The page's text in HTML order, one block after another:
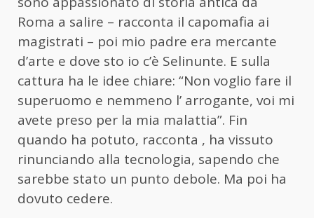
Roma a salire – racconta il capomafia ai
magistrati – poi mio padre era mercante
d’arte e dove sto io c’è Selinunte. E sulla
cattura ha le idee chiare: “Non voglio fare il
superuomo e nemmeno l’ arrogante, voi mi
avete preso per la mia malattia”. Fin
quando ha potuto, racconta , ha vissuto
rinunciando alla tecnologia, sapendo che
sarebbe stato un punto debole. Ma poi ha
dovuto cedere.